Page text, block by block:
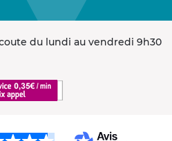
du lundi au vendredi 9h30